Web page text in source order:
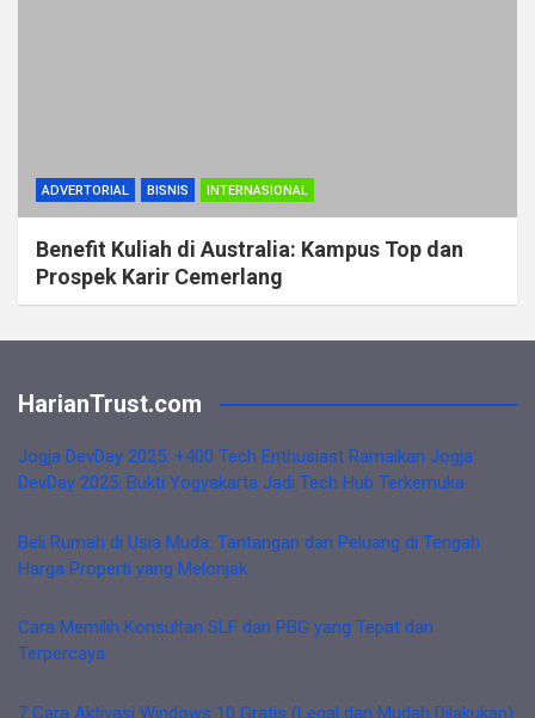
ADVERTORIAL BISNIS INTERNASIONAL
Benefit Kuliah di Australia: Kampus Top dan
Prospek Karir Cemerlang
HarianTrust.com
Jogja DevDay 2025: +400 Tech Enthusiast Ramaikan Jogja
DevDay 2025: Bukti Yogyakarta Jadi Tech Hub Terkemuka
Beli Rumah di Usia Muda: Tantangan dan Peluang di Tengah
Harga Properti yang Melonjak
Cara Memilih Konsultan SLF dan PBG yang Tepat dan
Terpercaya
7 Cara Aktivasi Windows 10 Gratis (Legal dan Mudah Dilakukan)